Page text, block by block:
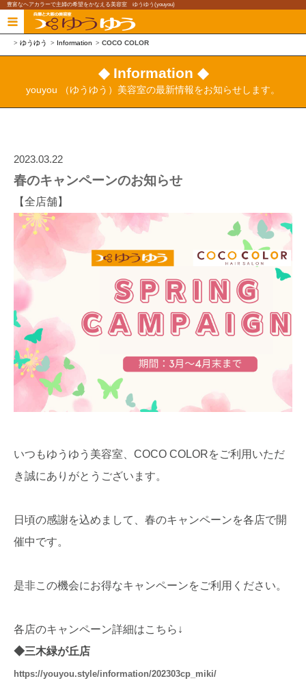
豊富なヘアカラーで主婦の希望をかなえる美容室 ゆうゆう(youyou)
ゆうゆう Information COCO COLOR
◆ Information ◆
youyou （ゆうゆう）美容室の最新情報をお知らせします。
2023.03.22
春のキャンペーンのお知らせ
【全店舗】
いつもゆうゆう美容室、COCO COLORをご利用いただ
き誠にありがとうございます。
日頃の感謝を込めまして、春のキャンペーンを各店で開
催中です。
是非この機会にお得なキャンペーンをご利用ください。
各店のキャンペーン詳細はこちら↓
◆三木緑が丘店
https://youyou.style/information/202303cp_miki/